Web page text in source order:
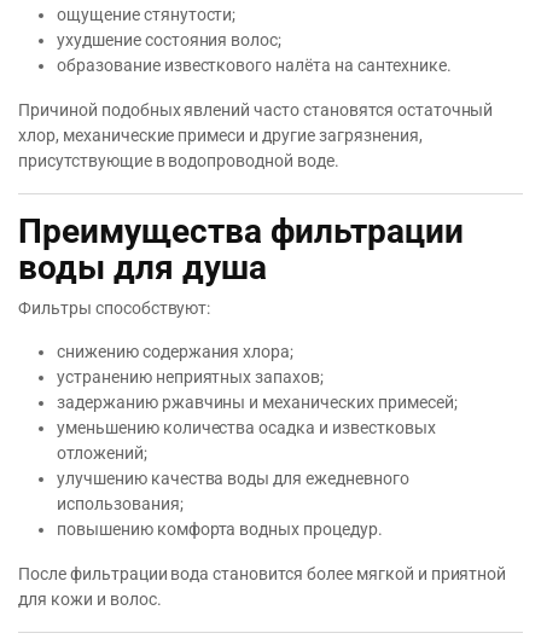
ощущение стянутости;
ухудшение состояния волос;
образование известкового налёта на сантехнике.
Причиной подобных явлений часто становятся остаточный
хлор, механические примеси и другие загрязнения,
присутствующие в водопроводной воде.
Преимущества фильтрации
воды для душа
Фильтры способствуют:
снижению содержания хлора;
устранению неприятных запахов;
задержанию ржавчины и механических примесей;
уменьшению количества осадка и известковых
отложений;
улучшению качества воды для ежедневного
использования;
повышению комфорта водных процедур.
После фильтрации вода становится более мягкой и приятной
для кожи и волос.